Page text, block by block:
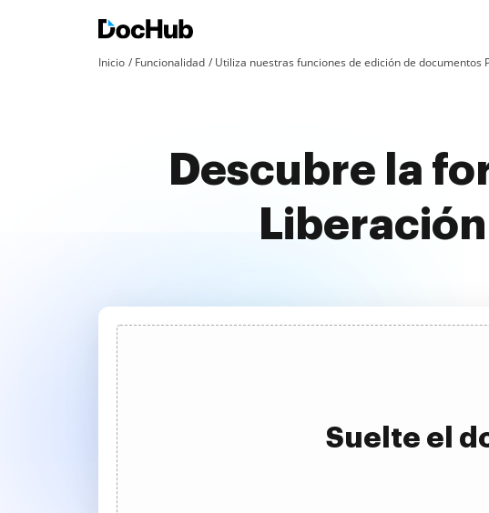
Inicio Funcionalidad Utiliza nuestras funciones de edición de
Descubre la
Suelte el